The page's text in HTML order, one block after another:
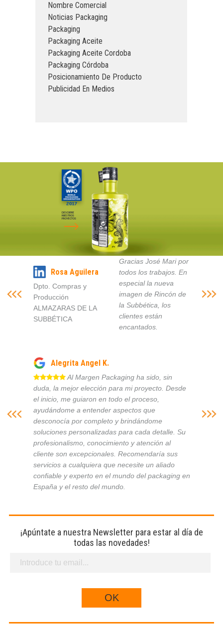
Nombre Comercial
Noticias Packaging
Packaging
Packaging Aceite
Packaging Aceite Cordoba
Packaging Córdoba
Posicionamiento De Producto
Publicidad En Medios
DESCUBRE
NUESTROS
PROYECTOS
Rosa Aguilera
Dpto. Compras y
Producción
ALMAZARAS DE LA
SUBBÉTICA
Gracias José Mari por
todos los trabajos. En
especial la nueva
imagen de Rincón de
la Subbética, los
clientes están
encantados.
Alegrita Angel K.
Al Margen Packaging ha sido, sin
duda, la mejor elección para mi proyecto. Desde
el inicio, me guiaron en todo el proceso,
ayudándome a entender aspectos que
desconocía por completo y brindándome
soluciones personalizadas para cada detalle. Su
profesionalismo, conocimiento y atención al
cliente son excepcionales. Recomendaría sus
servicios a cualquiera que necesite un aliado
confiable y experto en el mundo del packaging en
España y el resto del mundo.
¡Apúntate a nuestra Newsletter para estar al día de
todas las novedades!